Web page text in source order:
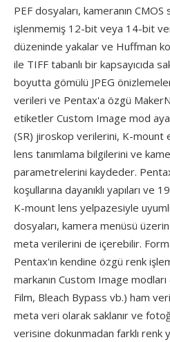
PEF dosyaları, kameranın
işlenmemiş 12-bit veya 14-bit
düzeninde yakalar ve Huffman
ile TIFF tabanlı bir kapsayıcıda
boyutta gömülü JPEG
verileri ve Pentax'a özgü
etiketler Custom Image mod
(SR) jiroskop verilerini, K-mount
lens tanımlama bilgilerini ve
parametrelerini kaydeder.
koşullarına dayanıklı yapıları
K-mount lens yelpazesiyle
dosyaları, kamera menüsü
meta verilerini de içerebilir.
Pentax'ın kendine özgü renk
markanın Custom Image
Film, Bleach Bypass vb.) ham
meta veri olarak saklanır ve
verisine dokunmadan farklı renk